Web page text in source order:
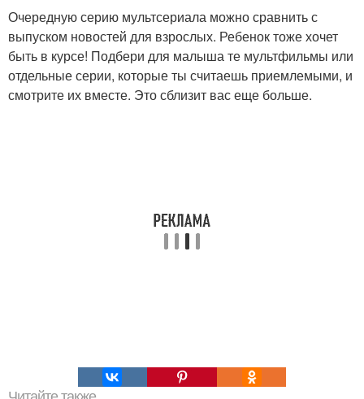
Очередную серию мультсериала можно сравнить с
выпуском новостей для взрослых. Ребенок тоже хочет
быть в курсе! Подбери для малыша те мультфильмы или
отдельные серии, которые ты считаешь приемлемыми, и
смотрите их вместе. Это сблизит вас еще больше.